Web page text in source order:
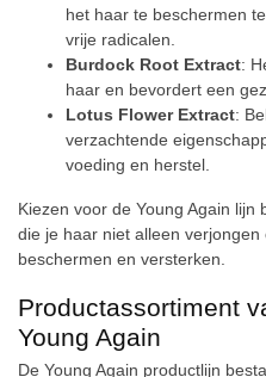
het haar te beschermen
vrije radicalen.
Burdock Root Extract:
haar en bevordert een
Lotus Flower Extract:
verzachtende
voeding en herstel.
Kiezen voor de Young Again
die je haar niet alleen
beschermen en versterken.
Productassortiment
Young Again
De Young Again productlijn